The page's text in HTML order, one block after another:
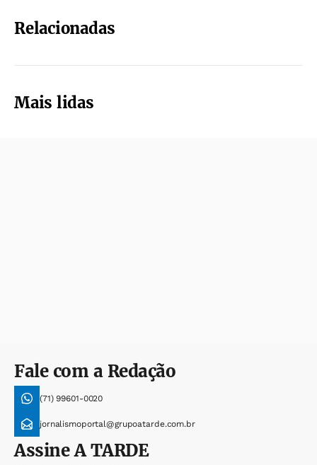
Relacionadas
Mais lidas
Fale com a Redação
(71) 99601-0020
jornalismoportal@grupoatarde.com.br
AssineA TARDE